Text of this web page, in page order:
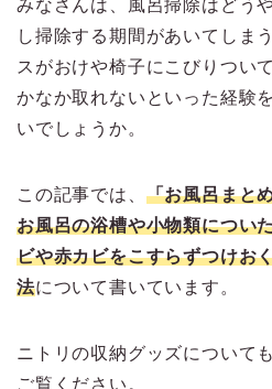
みなさんは、風呂掃除はどう
し掃除する期間があいてしま
スがおけや椅子にこびりつい
かなか取れないといった経験
いでしょうか。
この記事では、 「お風呂まと
お風呂の浴槽や小物類につい
ビや赤カビをこすらずつけお
法について書いています。
ニトリの収納グッズについて
ご覧ください。